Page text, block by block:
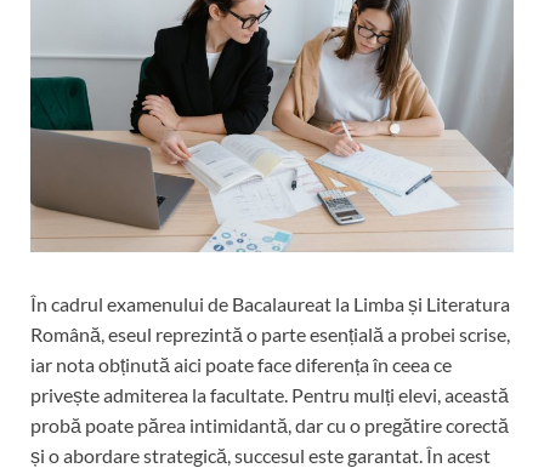
În cadrul examenului de Bacalaureat la Limba și Literatura
Română, eseul reprezintă o parte esențială a probei scrise,
iar nota obținută aici poate face diferența în ceea ce
privește admiterea la facultate. Pentru mulți elevi, această
probă poate părea intimidantă, dar cu o pregătire corectă
și o abordare strategică, succesul este garantat. În acest